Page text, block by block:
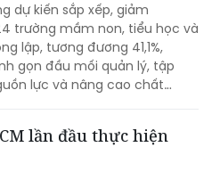
dự kiến sắp xếp, giảm
trường mầm non, tiểu học và
lập, tương đương 41,1%,
gọn đầu mối quản lý, tập
lực và nâng cao chất
lần đầu thực hiện